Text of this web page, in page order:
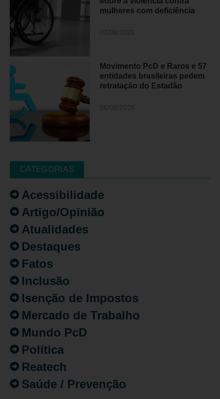
mulheres com deficiência
Movimento PcD e Raros e 57
entidades brasileiras pedem
retratação do Estadão
CATEGORIAS
Acessibilidade
Artigo/Opinião
Atualidades
Destaques
Fatos
Inclusão
Isenção de Impostos
Mercado de Trabalho
Mundo PcD
Política
Reatech
Saúde / Prevenção